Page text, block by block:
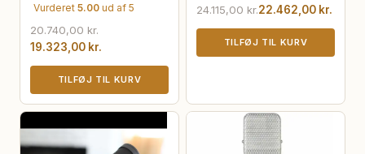
Vurderet 5.00 ud af 5
20.740,00 kr.
Den
oprindelige
pris
20.740,00 kr..
19.323,00 kr.
Den
aktuelle
pris
19.323,00 kr..
TILFØJ TIL KURV
24.115,00 kr.
Den
oprindelige
var:
22.462,00 kr.
Den
aktuelle
er:
TILFØJ TIL KURV